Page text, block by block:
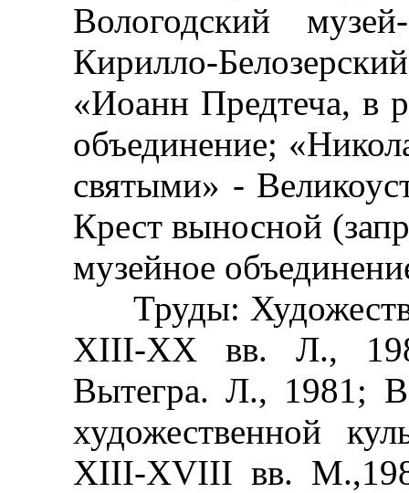
Вологодский
Кирилло-
«Иоанн Предтеча, в
объединение;
святыми» -
Крест выносной
музейное
Труды:
XIII-XX вв. Л.,
Вытегра. Л., 1981;
художественной
XIII-XVIII вв.